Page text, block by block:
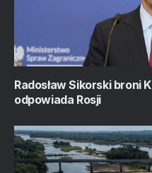
Radosław Sikorski broni
odpowiada Rosji